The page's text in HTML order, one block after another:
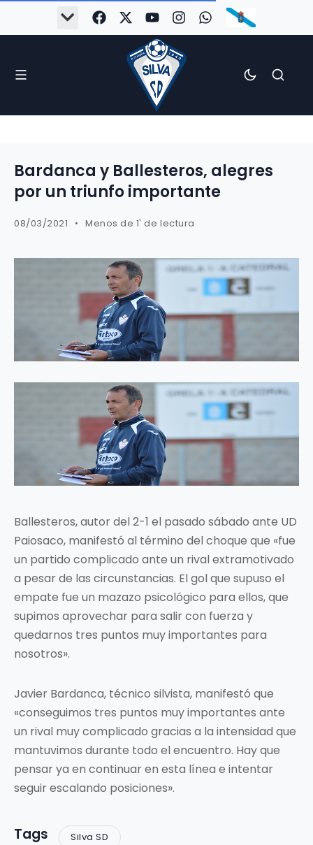
Bardanca y Ballesteros, alegres
por un triunfo importante
08/03/2021 Menos de 1' de lectura
Ballesteros, autor del 2-1 el pasado sábado ante UD
Paiosaco, manifestó al término del choque que «fue
un partido complicado ante un rival extramotivado
a pesar de las circunstancias. El gol que supuso el
empate fue un mazazo psicológico para ellos, que
supimos aprovechar para salir con fuerza y
quedarnos tres puntos muy importantes para
nosotros».
Javier Bardanca, técnico silvista, manifestó que
«conseguimos tres puntos muy importantes ante
un rival muy complicado gracias a la intensidad que
mantuvimos durante todo el encuentro. Hay que
pensar ya en continuar en esta línea e intentar
seguir escalando posiciones».
Tags Silva SD